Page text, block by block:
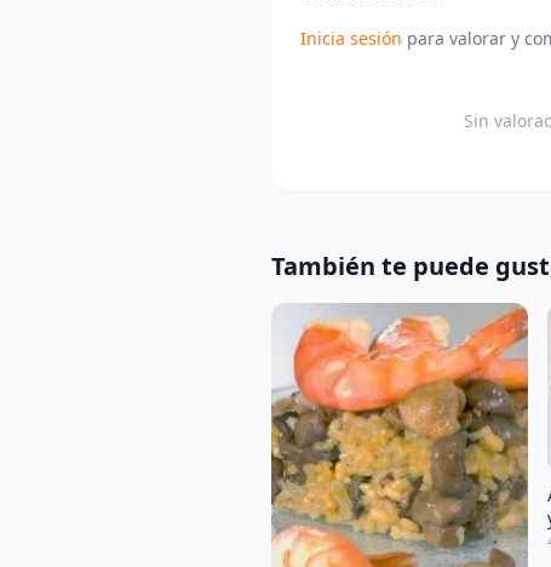
Inicia sesión para valorar y
Sin
También te puede